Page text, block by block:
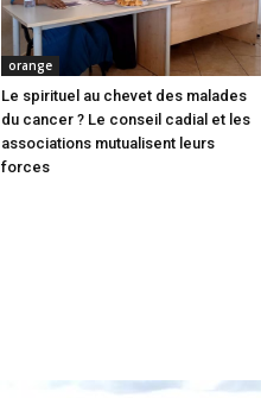
orange
Le spirituel au chevet des malades
du cancer ? Le conseil cadial et les
associations mutualisent leurs
forces